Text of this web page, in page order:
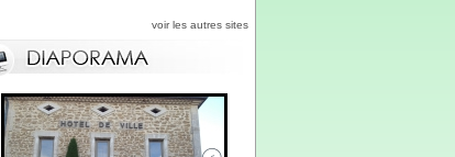
voir les autres sites